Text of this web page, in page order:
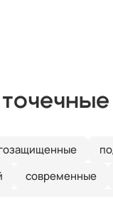
современные